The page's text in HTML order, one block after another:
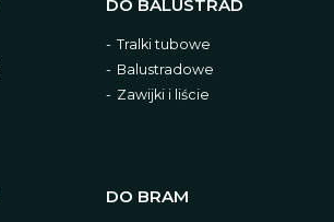
DO BALUSTRAD
Tralki tubowe
Balustradowe
Zawijki i liście
DO BRAM